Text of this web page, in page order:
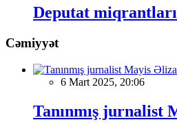
Deputat
Cəmiyyət
6 Mart 2025, 20:06
Tanınmış jurnalist